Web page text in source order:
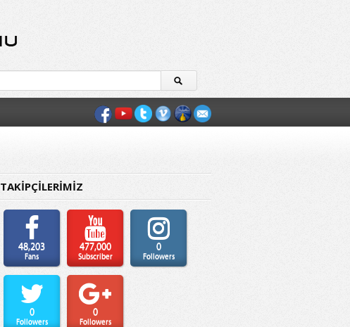
TAKİPÇİLERİMİZ
48,203
Fans
477,000
Subscriber
0
Followers
0
Followers
0
Followers